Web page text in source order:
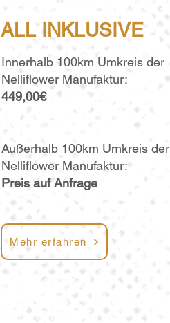
ALL INKLUSIVE
Innerhalb 100km Umkreis der
Nelliflower Manufaktur:
449,00€
Außerhalb 100km Umkreis der
Nelliflower Manufaktur:
Preis auf Anfrage
Mehr erfahren